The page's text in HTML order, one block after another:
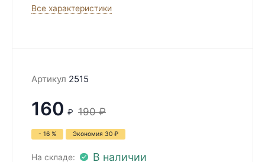
Все характеристики
Артикул 2515
160 ₽ 190 ₽
- 16 % Экономия 30 ₽
На складе: В наличии